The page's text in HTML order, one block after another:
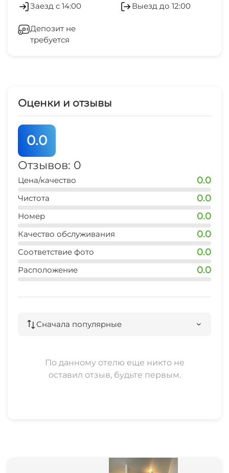
Заезд с 14:00 Выезд до 12:00
Депозит не
требуется
Оценки и отзывы
0.0
Отзывов: 0
Цена/качество 0.0
Чистота 0.0
Номер 0.0
Качество обслуживания 0.0
Соответствие фото 0.0
Расположение 0.0
Сначала популярные
По данному отелю еще никто не
оставил отзыв, будьте первым.